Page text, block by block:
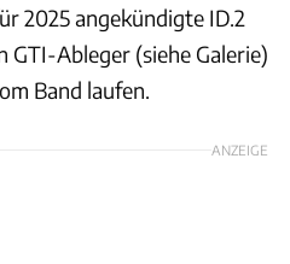
2025 angekündigte ID.2
Ableger (siehe Galerie)
Band laufen.
ANZEIGE